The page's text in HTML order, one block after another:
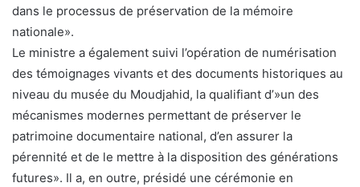
dans le processus de préservation de la mémoire
nationale».
Le ministre a également suivi l’opération de numérisation
des témoignages vivants et des documents historiques au
niveau du musée du Moudjahid, la qualifiant d’»un des
mécanismes modernes permettant de préserver le
patrimoine documentaire national, d’en assurer la
pérennité et de le mettre à la disposition des générations
futures». Il a, en outre, présidé une cérémonie en